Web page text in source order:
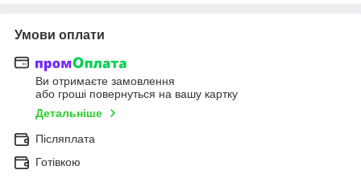
Умови оплати
Ви отримаєте замовлення
або гроші повернуться на вашу картку
Детальніше
Післяплата
Готівкою